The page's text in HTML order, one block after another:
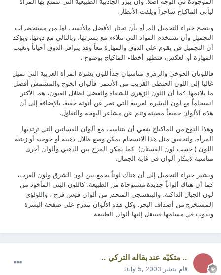
ليأتي الماكياج ساحراً ويلفت الأنظار.
وينصح خبراء التجميل المرأة بأن تختار الأفضل والأنسب لها من مستحضرات
التجميل وأن تستخدم المواد التي تتلاءم مع بشرتها، وبالتالي مع ذوقها. ويؤكد
أن التجميل فن يقوم على الذوق والمهارة معاً وقد يتوافر الذوق أحياناً وتغيب
المهارة أو العكس، فتظهر أخطاء الماكياج بوضوح .
فاللونان الخوخي والزهري مناسبان جداً للون بشرة المرأة العربية التي تميل
غالبا إلى اللون الحنطي القريب من الأسمر. فألوان الخوخ والمشمش أفضل
ما يلائمها. كما أن اللون الزهري للشفاه والفضي لظلال العيون، هما الأكثر
انسجاماً مع لون البشرة العربية التي تعبر عن أنوثة خفية. بالإضافة إلى أن
هذه الألوان جميعاً مضيئة وتنم عن مشاعر البهجة والتفاؤل.
وهذا النوع من الماكياج ينبغي أن يتناسب مع ألوان الفساتين التي ترتديها
المرأة. ولتحقيق مثل هذا الانسجام يمكن وضع ظلال ذهبية أو خوخية أو زيتية
اللون ( حسب لون الفستان). كما يمكن المزج بين الذهبي وألوان أخرى
مناسبة لابتكار ألوان في غاية الجمال.
ويشير خبراء التجميل إلى أن هناك لوناً يجمع بين لون الشرق ولون الغرب،
كما أن هناك ألواناً جديدة مستوحاة من الطبيعة، كاللون البني المأخوذ من
لون الجبال الداكنة، والبنفسجي المنحدر من ألوان قوس قزح ، واللؤلؤي
المستخرج من أصداف البحر. وكل هذه الألوان تتدرج على صفحة البشرة
وتذوب في مسامها فتنتقل إليها ألوان الطبيعة .
.. متكيّه عند بقاله التركي ..
قام بنشر July 5, 2003